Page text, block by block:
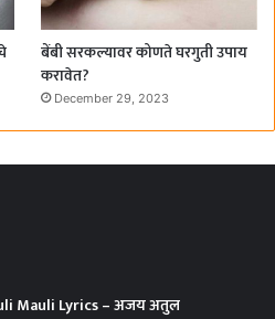
बेंबी सरकल्यावर कोणते घरगुती उपाय
करावेत?
December 29, 2023
Mauli Lyrics – अजय अतुल